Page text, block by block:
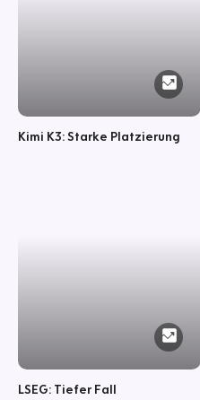
Kimi K3: Starke Platzierung
LSEG: Tiefer Fall